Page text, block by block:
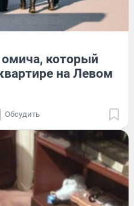
который
на Левом
Обсудить